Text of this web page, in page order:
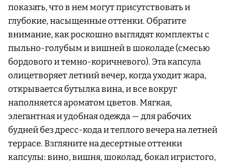
показать, что в нем могут присутствовать и
глубокие, насыщенные оттенки. Обратите
внимание, как роскошно выглядят комплекты с
пыльно-голубым и вишней в шоколаде (смесью
бордового и темно-коричневого). Эта капсула
олицетворяет летний вечер, когда уходит жара,
открывается бутылка вина, и все вокруг
наполняется ароматом цветов. Мягкая,
элегантная и удобная одежда — для рабочих
будней без дресс-кода и теплого вечера на летней
террасе. Взгляните на десертные оттенки
капсулы: вино, вишня, шоколад, бокал игристого,